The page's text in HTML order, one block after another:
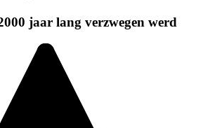
jaar lang verzwegen werd